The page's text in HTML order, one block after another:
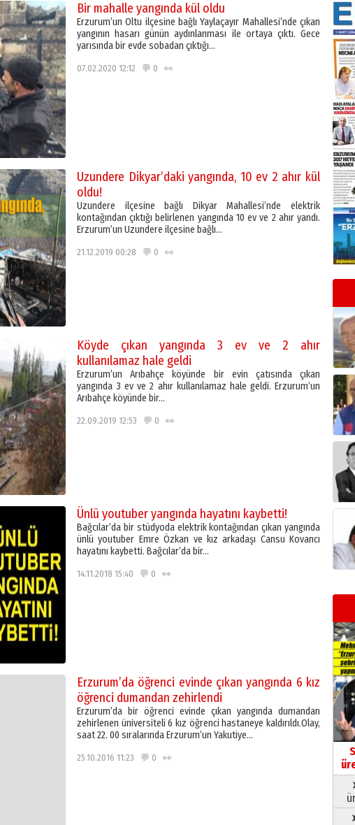
Bir mahalle yangında kül oldu
Erzurum’un Oltu ilçesine bağlı Yaylaçayır Mahallesi’nde çıkan
yangının hasarı günün aydınlanması ile ortaya çıktı. Gece
yarısında bir evde sobadan çıktığı…
07.02.2020 12:12 💬 0 👀
Uzundere Dikyar’daki yangında, 10 ev 2 ahır kül
oldu!
Uzundere ilçesine bağlı Dikyar Mahallesi’nde elektrik
kontağından çıktığı belirlenen yangında 10 ev ve 2 ahır yandı.
Erzurum’un Uzundere ilçesine bağlı…
21.12.2019 00:28 💬 0 👀
Köyde çıkan yangında 3 ev ve 2 ahır
kullanılamaz hale geldi
Erzurum’un Arıbahçe köyünde bir evin çatısında çıkan
yangında 3 ev ve 2 ahır kullanılamaz hale geldi. Erzurum’un
Arıbahçe köyünde bir…
22.09.2019 12:53 💬 0 👀
Ünlü youtuber yangında hayatını kaybetti!
Bağcılar’da bir stüdyoda elektrik kontağından çıkan yangında
ünlü youtuber Emre Özkan ve kız arkadaşı Cansu Kovancı
hayatını kaybetti. Bağcılar’da bir…
14.11.2018 15:40 💬 0 👀
Erzurum’da öğrenci evinde çıkan yangında 6 kız
öğrenci dumandan zehirlendi
Erzurum’da bir öğrenci evinde çıkan yangında dumandan
zehirlenen üniversiteli 6 kız öğrenci hastaneye kaldırıldı.Olay,
saat 22. 00 sıralarında Erzurum’un Yakutiye…
25.10.2016 11:23 💬 0 👀